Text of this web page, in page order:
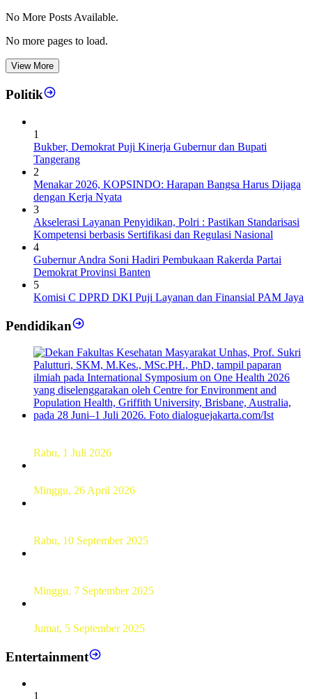
No More Posts Available.
No more pages to load.
View More
Politik
1
Bukber, Demokrat Puji Kinerja Gubernur dan Bupati
Tangerang
2
Menakar 2026, KOPSINDO: Harapan Bangsa Harus Dijaga
dengan Kerja Nyata
3
Akselerasi Layanan Penyidikan, Polri : Pastikan Standarisasi
Kompetensi berbasis Sertifikasi dan Regulasi Nasional
4
Gubernur Andra Soni Hadiri Pembukaan Rakerda Partai
Demokrat Provinsi Banten
5
Komisi C DPRD DKI Puji Layanan dan Finansial PAM Jaya
Pendidikan
Rabu, 1 Juli 2026
Minggu, 26 April 2026
Rabu, 10 September 2025
Minggu, 7 September 2025
Jumat, 5 September 2025
Entertainment
1